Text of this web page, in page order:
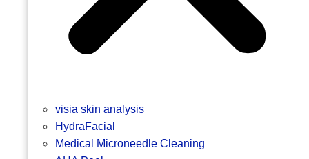
visia skin analysis
HydraFacial
Medical Microneedle Cleaning